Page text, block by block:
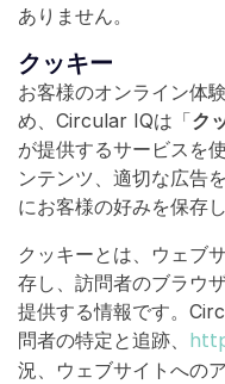
ありません。
クッキー
お客様のオンライン体
め、Circular IQは「ク
が提供するサービスを
ンテンツ、適切な広告
にお客様の好みを保存し
クッキーとは、ウェブ
存し、訪問者のブラウ
提供する情報です。
問者の特定と追跡、
況、ウェブサイトへの